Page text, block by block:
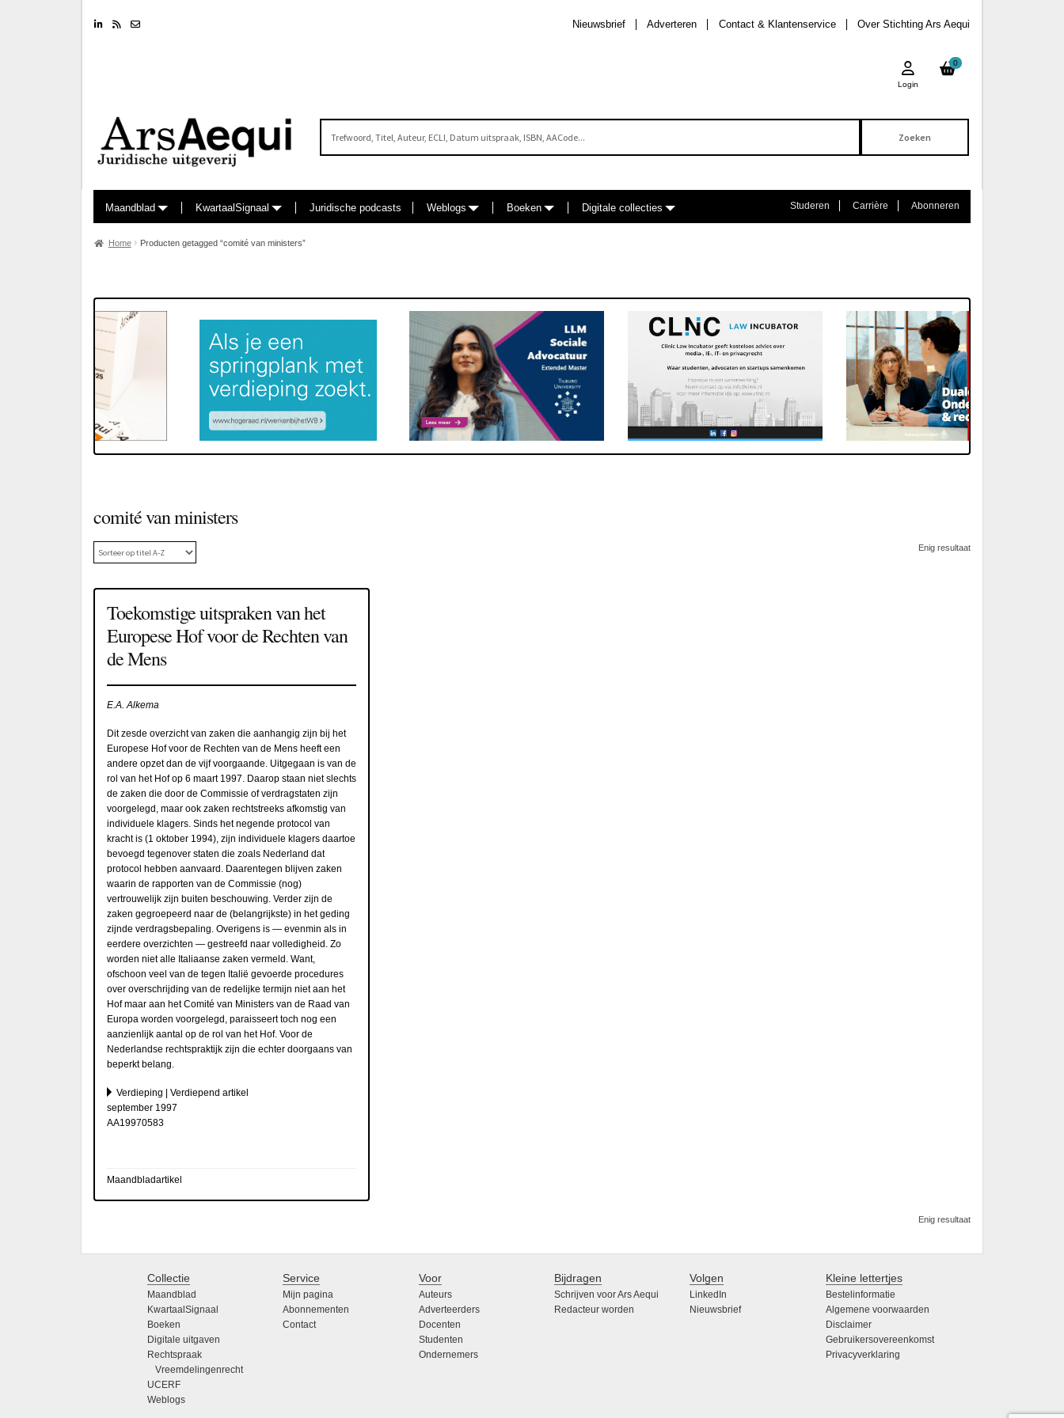
LinkedinRSS feed Over Stichting Ars Aequi
Contact & Klantenservice
Adverteren
Nieuwsbrief
0
Login
Maandblad KwartaalSignaal Juridische podcasts Weblogs Boeken Digitale collecties Studeren Carrière Abonneren
Home Producten getagged “comité van ministers”
comité van ministers
Enig resultaat
Toekomstige uitspraken van het
Europese Hof voor de Rechten van
de Mens
E.A. Alkema
Dit zesde overzicht van zaken die aanhangig zijn bij het
Europese Hof voor de Rechten van de Mens heeft een
andere opzet dan de vijf voorgaande. Uitgegaan is van de
rol van het Hof op 6 maart 1997. Daarop staan niet slechts
de zaken die door de Commissie of verdragstaten zijn
voorgelegd, maar ook zaken rechtstreeks afkomstig van
individuele klagers. Sinds het negende protocol van
kracht is (1 oktober 1994), zijn individuele klagers daartoe
bevoegd tegenover staten die zoals Nederland dat
protocol hebben aanvaard. Daarentegen blijven zaken
waarin de rapporten van de Commissie (nog)
vertrouwelijk zijn buiten beschouwing. Verder zijn de
zaken gegroepeerd naar de (belangrijkste) in het geding
zijnde verdragsbepaling. Overigens is — evenmin als in
eerdere overzichten — gestreefd naar volledigheid. Zo
worden niet alle Italiaanse zaken vermeld. Want,
ofschoon veel van de tegen Italië gevoerde procedures
over overschrijding van de redelijke termijn niet aan het
Hof maar aan het Comité van Ministers van de Raad van
Europa worden voorgelegd, paraisseert toch nog een
aanzienlijk aantal op de rol van het Hof. Voor de
Nederlandse rechtspraktijk zijn die echter doorgaans van
beperkt belang.
Verdieping | Verdiepend artikel
september 1997
AA19970583
Maandbladartikel
Enig resultaat
Collectie
Maandblad
KwartaalSignaal
Boeken
Digitale uitgaven
Rechtspraak
Vreemdelingenrecht
UCERF
Weblogs
Service
Mijn pagina
Abonnementen
Contact
Voor
Auteurs
Adverteerders
Docenten
Studenten
Ondernemers
Bijdragen
Schrijven voor Ars Aequi
Redacteur worden
Volgen
LinkedIn
Nieuwsbrief
Kleine lettertjes
Bestelinformatie
Algemene voorwaarden
Disclaimer
Gebruikersovereenkomst
Privacyverklaring